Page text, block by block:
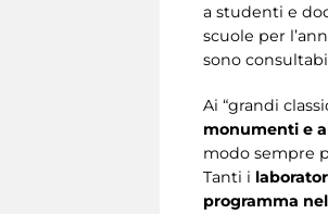
a studenti e
scuole per
sono
Ai “grandi
monumenti e
modo sempre
Tanti i
programma